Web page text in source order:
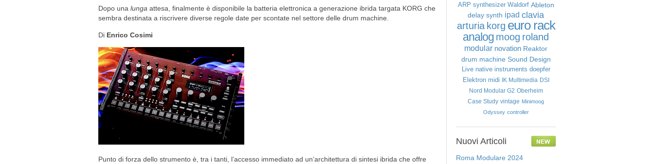
Dopo una lunga attesa, finalmente è disponibile la batteria elettronica a generazione ibrida targata KORG che
sembra destinata a riscrivere diverse regole date per scontate nel settore delle drum machine.
Di Enrico Cosimi
Punto di forza dello strumento è, tra i tanti, l’accesso immediato ad un’architettura di sintesi ibrida che offre
ARP synthesizer Waldorf Ableton
delay synth ipad clavia
arturia korg euro rack
analog moog roland
modular novation Reaktor
drum machine Sound Design
Live native instruments doepfer
Elektron midi IK Multimedia DSI
Nord Modular G2 Oberheim
Case Study vintage Minimoog
Odyssey controller
Nuovi Articoli
Roma Modulare 2024